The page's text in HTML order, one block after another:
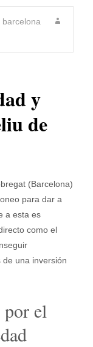
barcelona
y
de
(Barcelona)
para dar a
a esta es
como el
una inversión
por el